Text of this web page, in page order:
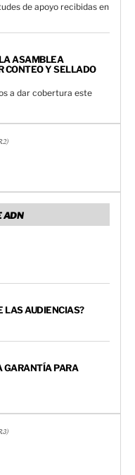
de apoyo recibidas en
ASAMBLEA
CONTEO Y SELLADO
a dar cobertura este
ADN
LAS AUDIENCIAS?
GARANTÍA PARA